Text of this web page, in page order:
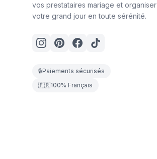
vos prestataires mariage et organiser
votre grand jour en toute sérénité.
🔒Paiements sécurisés
🇫🇷100% Français